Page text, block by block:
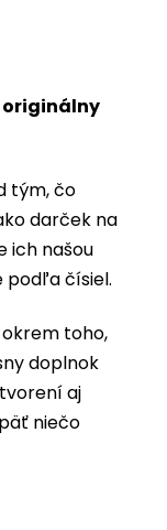
originálny
tým, čo
darček na
ich našou
podľa čísiel.
toho,
doplnok
aj
niečo